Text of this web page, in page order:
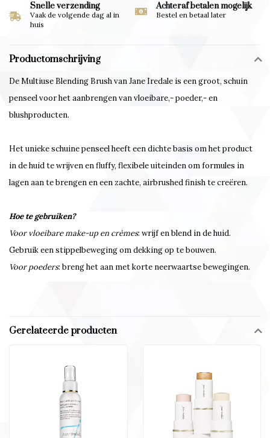
Snelle verzending
Vaak de volgende dag al in
huis
Achteraf betalen mogelijk
Bestel en betaal later
Productomschrijving
De Multiuse Blending Brush van Jane Iredale is een groot, schuin
penseel voor het aanbrengen van vloeibare,- poeder,- en
blushproducten.
Het unieke schuine penseel heeft een dichte basis om het product
in de huid te wrijven en fluffy, flexibele uiteinden om formules in
lagen aan te brengen en een zachte, airbrushed finish te creëren.
Hoe te gebruiken?
Voor vloeibare make-up en crèmes: wrijf en blend in de huid.
Gebruik een stippelbeweging om dekking op te bouwen.
Voor poeders: breng het aan met korte neerwaartse bewegingen.
Gerelateerde producten